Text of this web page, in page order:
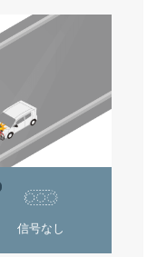
信号なし